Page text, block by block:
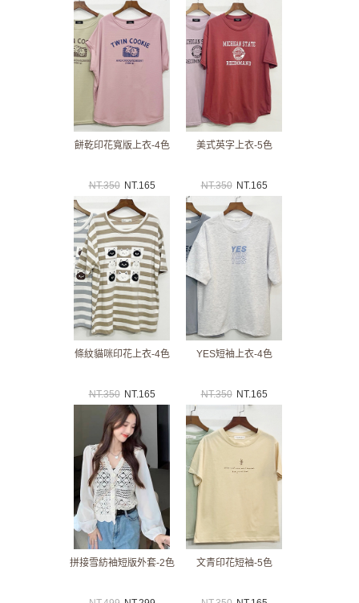
餅乾印花寬版上衣-4色
NT.350 NT. 165
美式英字上衣-5色
NT.350 NT. 165
條紋貓咪印花上衣-4色
NT.350 NT. 165
YES短袖上衣-4色
NT.350 NT. 165
拼接雪紡袖短版外套-2色 文青印花短袖-5色